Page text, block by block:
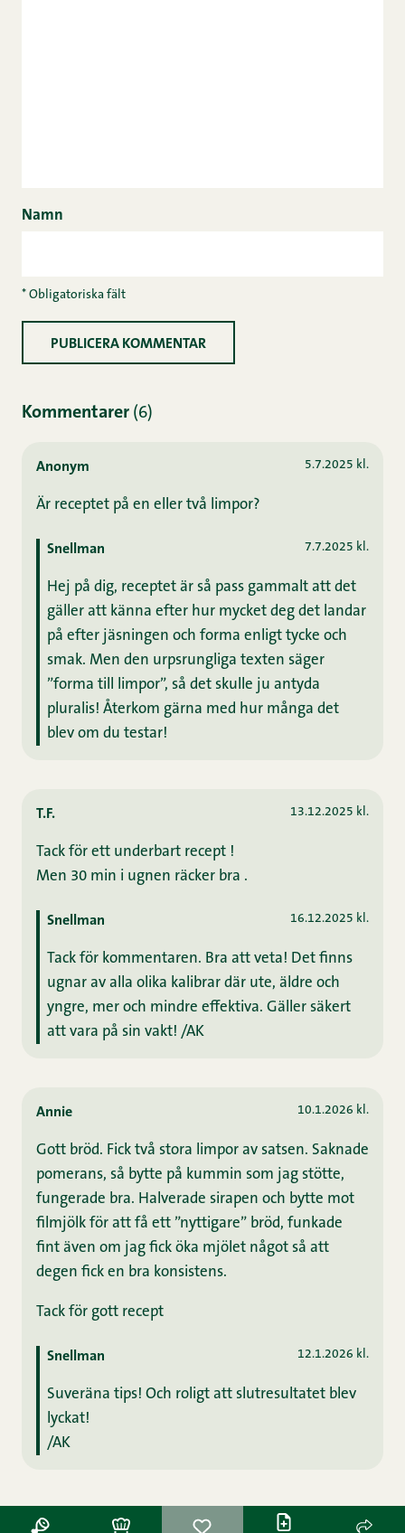
Namn
* Obligatoriska fält
Kommentarer (6)
Anonym 5.7.2025 kl.
Är receptet på en eller två limpor?
Snellman 7.7.2025 kl.
Hej på dig, receptet är så pass gammalt att det
gäller att känna efter hur mycket deg det landar
på efter jäsningen och forma enligt tycke och
smak. Men den urpsrungliga texten säger
”forma till limpor”, så det skulle ju antyda
pluralis! Återkom gärna med hur många det
blev om du testar!
T.F. 13.12.2025 kl.
Tack för ett underbart recept !
Men 30 min i ugnen räcker bra .
Snellman 16.12.2025 kl.
Tack för kommentaren. Bra att veta! Det finns
ugnar av alla olika kalibrar där ute, äldre och
yngre, mer och mindre effektiva. Gäller säkert
att vara på sin vakt! /AK
Annie 10.1.2026 kl.
Gott bröd. Fick två stora limpor av satsen. Saknade
pomerans, så bytte på kummin som jag stötte,
fungerade bra. Halverade sirapen och bytte mot
filmjölk för att få ett ”nyttigare” bröd, funkade
fint även om jag fick öka mjölet något så att
degen fick en bra konsistens.
Tack för gott recept
Snellman 12.1.2026 kl.
Suveräna tips! Och roligt att slutresultatet blev
lyckat!
/AK